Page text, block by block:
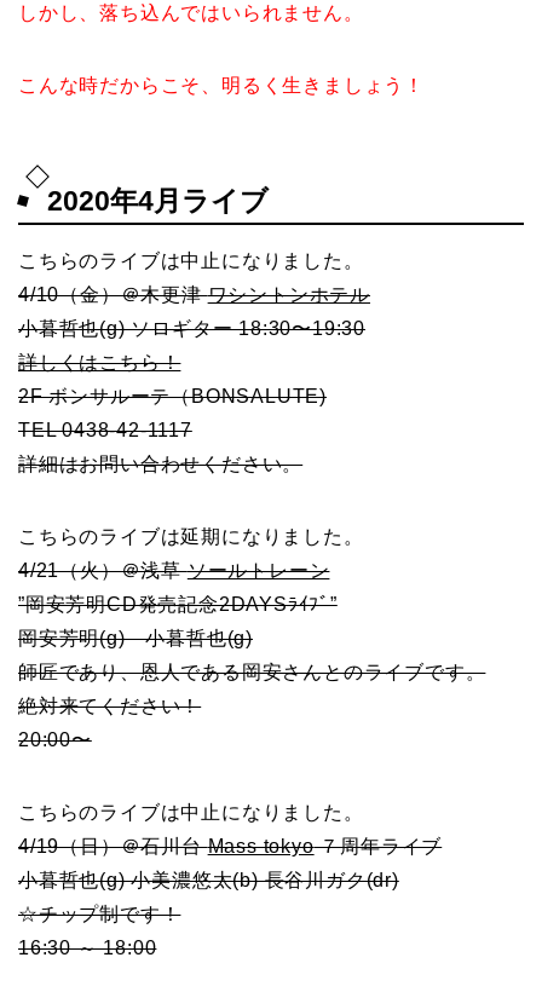
しかし、落ち込んではいられません。
こんな時だからこそ、明るく生きましょう！
2020年4月ライブ
こちらのライブは中止になりました。
4/10（金）＠木更津ワシントンホテル
小暮哲也(g) ソロギター 18:30〜19:30
詳しくはこちら！
2F ボンサルーテ（BONSALUTE)
TEL 0438-42-1117
詳細はお問い合わせください。
こちらのライブは延期になりました。
4/21（火）＠浅草ソールトレーン
”岡安芳明CD発売記念2DAYSﾗｲﾌﾞ”
岡安芳明(g) 小暮哲也(g)
師匠であり、恩人である岡安さんとのライブです。
絶対来てください！
20:00〜
こちらのライブは中止になりました。
4/19（日）＠石川台Mass tokyo７周年ライブ
小暮哲也(g) 小美濃悠太(b) 長谷川ガク(dr)
☆チップ制です！
16:30 ～ 18:00